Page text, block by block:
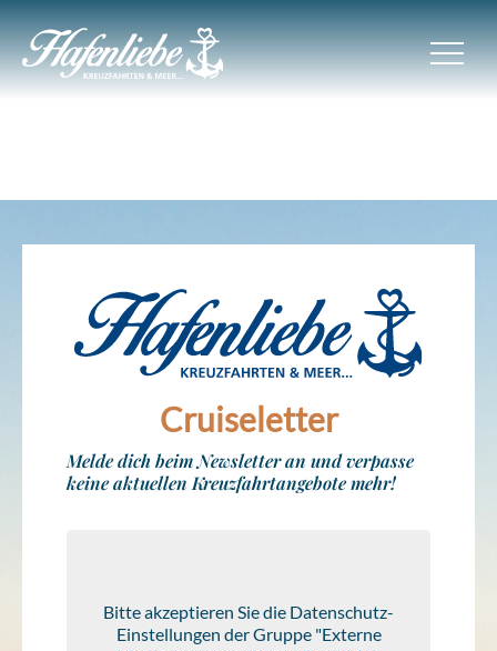
Cruiseletter
Melde dich beim Newsletter an und verpasse
keine aktuellen Kreuzfahrtangebote mehr!
Bitte akzeptieren Sie die Datenschutz-
Einstellungen der Gruppe "Externe